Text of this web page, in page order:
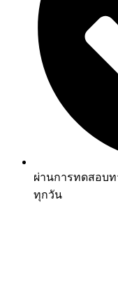
ผ่านการทดสอบ
ทุกวัน